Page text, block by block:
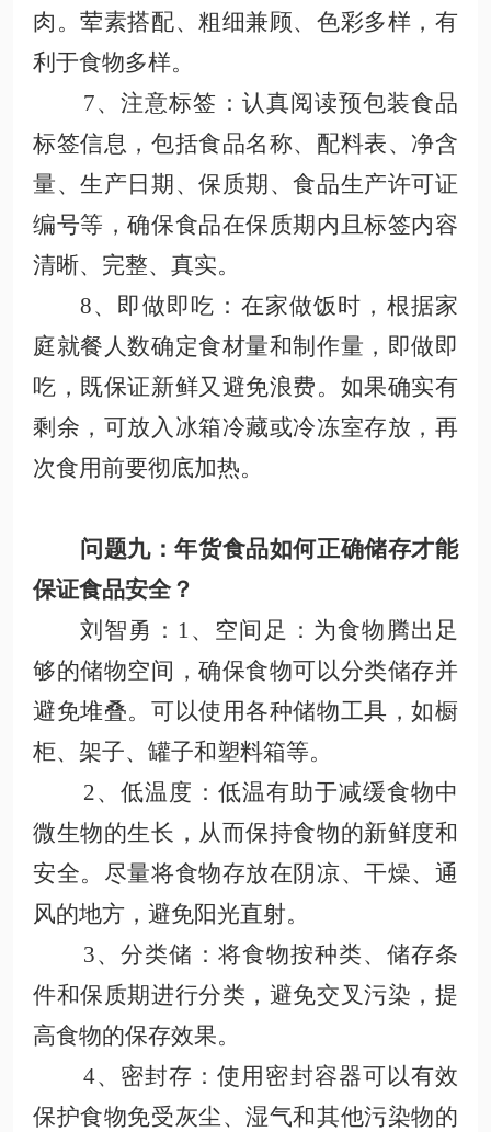
肉。荤素搭配、粗细兼顾、色彩多样，有
利于食物多样。
7、注意标签 ：认真阅读预包装食品
标签信息，包括食品名称、配料表、净含
量、生产日期、保质期、食品生产许可证
编号等，确保食品在保质期内且标签内容
清晰、完整、真实。
8、即做即吃 ：在家做饭时，根据家
庭就餐人数确定食材量和制作量，即做即
吃，既保证新鲜又避免浪费。如果确实有
剩余，可放入冰箱冷藏或冷冻室存放，再
次食用前要彻底加热。
问题九：年货食品如何正确储存才能
保证食品安全？
刘智勇 ： 1、空间足 ：为食物腾出足
够的储物空间，确保食物可以分类储存并
避免堆叠。可以使用各种储物工具，如橱
柜、架子、罐子和塑料箱等。
2、低温度 ：低温有助于减缓食物中
微生物的生长，从而保持食物的新鲜度和
安全。尽量将食物存放在阴凉、干燥、通
风的地方，避免阳光直射。
3、分类储 ：将食物按种类、储存条
件和保质期进行分类，避免交叉污染，提
高食物的保存效果。
4、密封存：使用密封容器可以有效
保护食物免受灰尘、湿气和其他污染物的